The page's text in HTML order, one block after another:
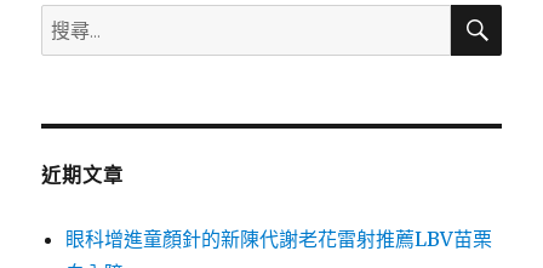
搜
尋
鍵
搜
近期文章
眼科增進童顏針的新陳代謝老花雷射推薦LBV苗栗